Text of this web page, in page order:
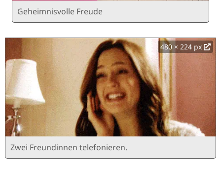
Geheimnisvolle Freude
480 × 224 px
Zwei Freundinnen telefonieren.